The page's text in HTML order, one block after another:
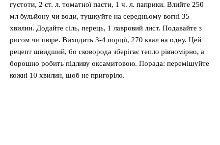
густоти, 2 ст. л. томатної пасти, 1 ч. л. паприки. Влийте 250
мл бульйону чи води, тушкуйте на середньому вогні 35
хвилин. Додайте сіль, перець, 1 лавровий лист. Подавайте з
рисом чи пюре. Виходить 3-4 порції, 270 ккал на одну. Цей
рецепт швидший, бо сковорода зберігає тепло рівномірно, а
борошно робить підливу оксамитовою. Порада: перемішуйте
кожні 10 хвилин, щоб не пригоріло.